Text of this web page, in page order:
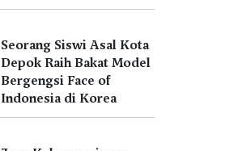
Seorang Siswi Asal Kota
Depok Raih Bakat Model
Bergengsi Face of
Indonesia di Korea